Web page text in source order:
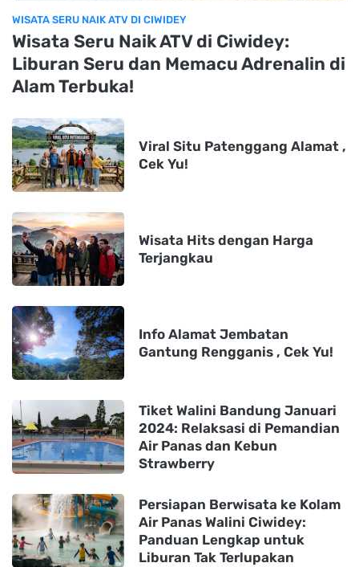
WISATA SERU NAIK ATV DI CIWIDEY
Wisata Seru Naik ATV di Ciwidey:
Liburan Seru dan Memacu Adrenalin di
Alam Terbuka!
Viral Situ Patenggang Alamat ,
Cek Yu!
Wisata Hits dengan Harga
Terjangkau
Info Alamat Jembatan
Gantung Rengganis , Cek Yu!
Tiket Walini Bandung Januari
2024: Relaksasi di Pemandian
Air Panas dan Kebun
Strawberry
Persiapan Berwisata ke Kolam
Air Panas Walini Ciwidey:
Panduan Lengkap untuk
Liburan Tak Terlupakan